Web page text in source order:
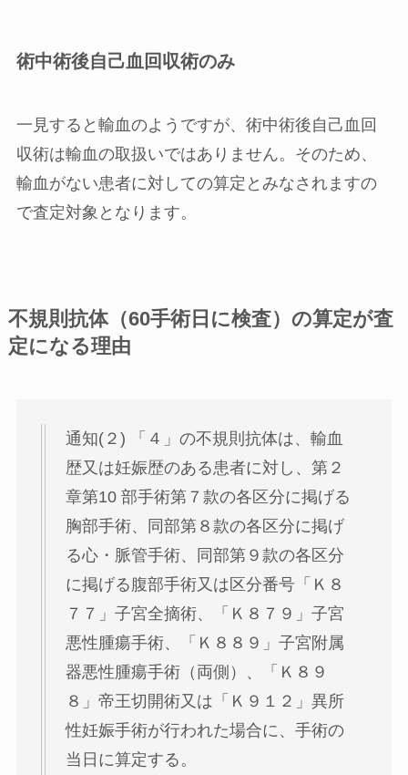
術中術後自己血回収術のみ
一見すると輸血のようですが、術中術後自己血回
収術は輸血の取扱いではありません。そのため、
輸血がない患者に対しての算定とみなされますの
で査定対象となります。
不規則抗体（60手術日に検査）の算定が査
定になる理由
通知(２) 「４」の不規則抗体は、輸血
歴又は妊娠歴のある患者に対し、第２
章第10 部手術第７款の各区分に掲げる
胸部手術、同部第８款の各区分に掲げ
る心・脈管手術、同部第９款の各区分
に掲げる腹部手術又は区分番号「Ｋ８
７７」子宮全摘術、「Ｋ８７９」子宮
悪性腫瘍手術、「Ｋ８８９」子宮附属
器悪性腫瘍手術（両側）、「Ｋ８９
８」帝王切開術又は「Ｋ９１２」異所
性妊娠手術が行われた場合に、手術の
当日に算定する。